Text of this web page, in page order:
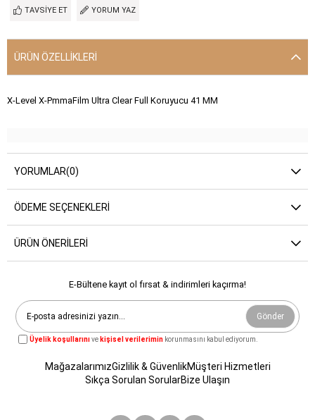
TAVSIYE ET YORUM YAZ
ÜRÜN ÖZELLIKLERI
X-Level X-PmmaFilm Ultra Clear Full Koruyucu 41 MM
YORUMLAR(0)
ÖDEME SEÇENEKLERI
ÜRÜN ÖNERILERI
E-Bültene kayıt ol fırsat & indirimleri kaçırma!
Gönder
Üyelik koşullarınıve kişisel verilerimin korunmasını kabul ediyorum.
MağazalarımızGizlilik & GüvenlikMüşteri Hizmetleri
Sıkça Sorulan SorularBize Ulaşın